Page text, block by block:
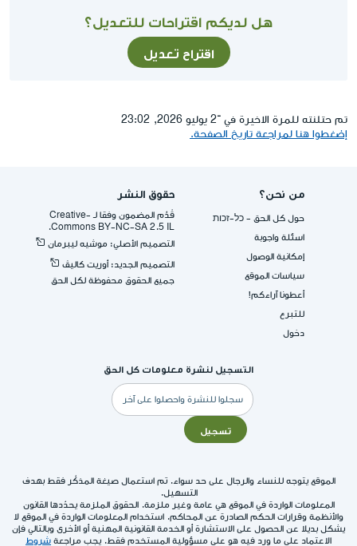
هل لديكم اقتراحات للتعديل؟
اقتراح تعديل
تم حتلنته للمرة الاخيرة في ־2 يوليو 2026, 23:02
إضغطوا هنا لمراجعة تاريخ الصفحة.
من نحن؟
حول كل الحق - כל-זכות
اسئلة واجوبة
إمكانية الوصول
سياسات الموقع
أعطونا آراءكم!
للتبرع
دخول
حقوق النشر
قُدِّم المضمون وفقا لـ -Creative
Commons BY-NC-SA 2.5 IL.
التصميم الأصلي: موشيه ليبرمان
التصميم الجديد: أوريت كاليڤ
جميع الحقوق محفوظة لكل الحق
التسجيل لنشرة معلومات كل الحق
البريد
الإلكتروني
تسجيل
الموقع يتوجه للنساء والرجال على حد سواء. تم استعمال صيغة المذكّر فقط بهدف
التسهيل.
المعلومات الواردة في الموقع هي عامة وغير ملزمة. الحقوق الملزمة يحدّدها القانون
والأنظمة وقرارات الحكم الصادرة عن المحاكم. استخدام المعلومات الواردة في الموقع لا
يشكل بديلا عن الحصول على الاستشارة أو الخدمة القانونية المهنية أو الأخرى وبالتالي فإن
الاعتماد على ما ورد فيه هو على مسؤولية المستخدم فقط. يجب مراجعة شروط